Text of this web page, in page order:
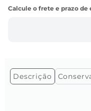
Descrição